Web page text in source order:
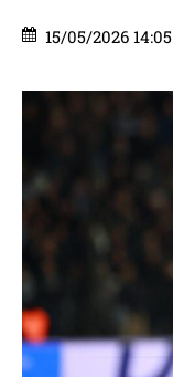
15/05/2026 14:05